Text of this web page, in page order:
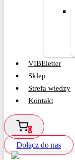
VIBEletter
Sklep
Strefa wiedzy
Kontakt
0
Dołącz do nas